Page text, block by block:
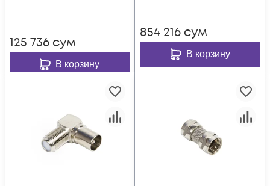
125 736 сум
В корзину
854 216 сум
В корзину